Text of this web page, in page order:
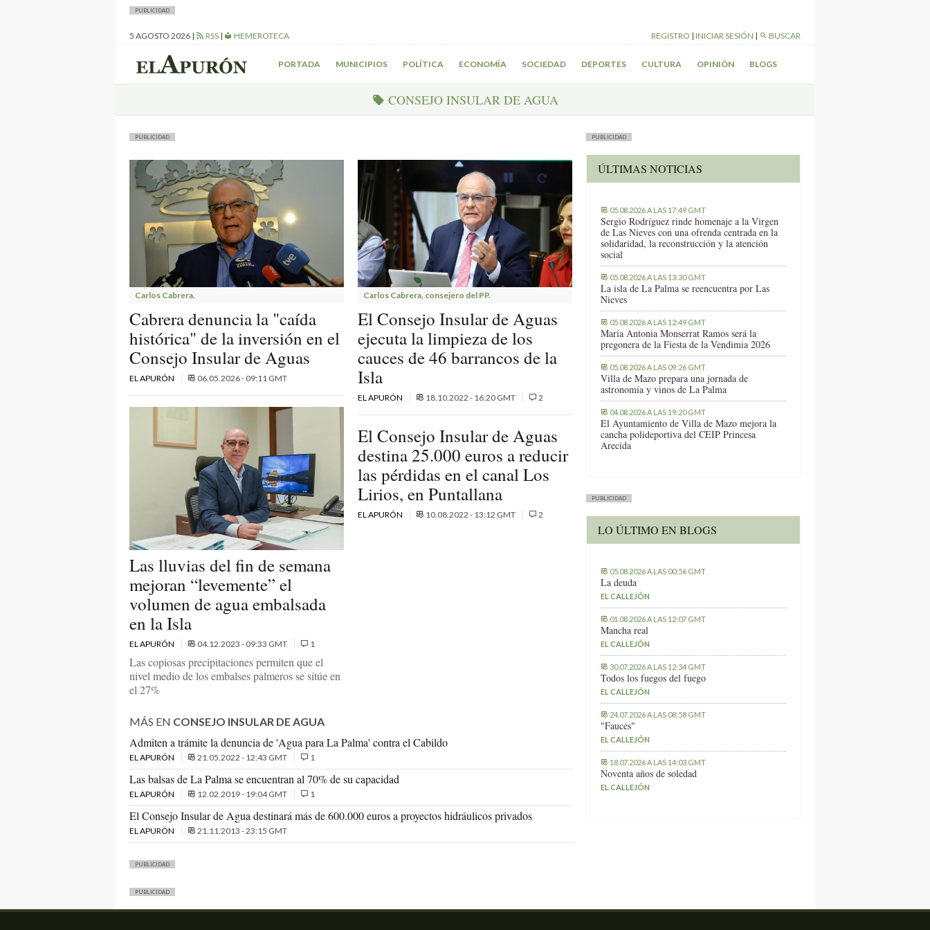
PUBLICIDAD
5 AGOSTO 2026 | RSS | HEMEROTECA REGISTRO | INICIAR SESIÓN | BUSCAR
PORTADA MUNICIPIOS POLÍTICA ECONOMÍA SOCIEDAD DEPORTES CULTURA OPINIÓN BLOGS
CONSEJO INSULAR DE AGUA
PUBLICIDAD
Carlos Cabrera.
Cabrera denuncia la "caída
histórica" de la inversión en el
Consejo Insular de Aguas
EL APURÓN 06.05.2026 - 09:11 GMT
Las lluvias del fin de semana
mejoran “levemente” el
volumen de agua embalsada
en la Isla
EL APURÓN 04.12.2023 - 09:33 GMT 1
Las copiosas precipitaciones permiten que el
nivel medio de los embalses palmeros se sitúe en
el 27%
Carlos Cabrera, consejero del PP.
El Consejo Insular de Aguas
ejecuta la limpieza de los
cauces de 46 barrancos de la
Isla
EL APURÓN 18.10.2022 - 16:20 GMT 2
El Consejo Insular de Aguas
destina 25.000 euros a reducir
las pérdidas en el canal Los
Lirios, en Puntallana
EL APURÓN 10.08.2022 - 13:12 GMT 2
MÁS EN CONSEJO INSULAR DE AGUA
Admiten a trámite la denuncia de 'Agua para La Palma' contra el Cabildo
EL APURÓN 21.05.2022 - 12:43 GMT 1
Las balsas de La Palma se encuentran al 70% de su capacidad
EL APURÓN 12.02.2019 - 19:04 GMT 1
El Consejo Insular de Agua destinará más de 600.000 euros a proyectos hidráulicos privados
EL APURÓN 21.11.2013 - 23:15 GMT
PUBLICIDAD
PUBLICIDAD
ÚLTIMAS NOTICIAS
05.08.2026 A LAS 17:49 GMT
Sergio Rodríguez rinde homenaje a la Virgen
de Las Nieves con una ofrenda centrada en la
solidaridad, la reconstrucción y la atención
social
05.08.2026 A LAS 13:30 GMT
La isla de La Palma se reencuentra por Las
Nieves
05.08.2026 A LAS 12:49 GMT
María Antonia Monserrat Ramos será la
pregonera de la Fiesta de la Vendimia 2026
05.08.2026 A LAS 09:26 GMT
Villa de Mazo prepara una jornada de
astronomía y vinos de La Palma
04.08.2026 A LAS 19:20 GMT
El Ayuntamiento de Villa de Mazo mejora la
cancha polideportiva del CEIP Princesa
Arecida
PUBLICIDAD
LO ÚLTIMO EN BLOGS
05.08.2026 A LAS 00:56 GMT
La deuda
EL CALLEJÓN
01.08.2026 A LAS 12:07 GMT
Mancha real
EL CALLEJÓN
30.07.2026 A LAS 12:34 GMT
Todos los fuegos del fuego
EL CALLEJÓN
24.07.2026 A LAS 08:58 GMT
"Fauces"
EL CALLEJÓN
18.07.2026 A LAS 14:03 GMT
Noventa años de soledad
EL CALLEJÓN
PUBLICIDAD